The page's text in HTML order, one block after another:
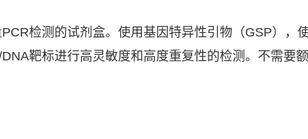
PCR检测的试剂盒。使用基因特异性引物（GSP），
靶标进行高灵敏度和高度重复性的检测。不需要